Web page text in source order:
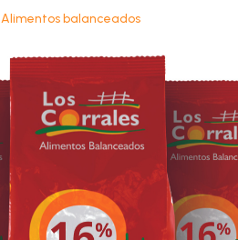
Alimentos balanceados